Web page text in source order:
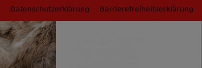
Datenschutzerklärung Barrierefreiheitserklärung